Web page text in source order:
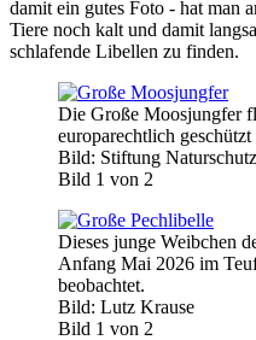
damit ein gutes Foto - hat man
Tiere noch kalt und damit
schlafende Libellen zu finden.
Die Große Moosjungfer
europarechtlich
Bild: Stiftung
Bild 1 von 2
Dieses junge Weibchen
Anfang Mai 2026 im
beobachtet.
Bild: Lutz Krause
Bild 1 von 2